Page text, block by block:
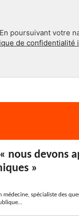
poursuivant votre
de confidentialité
nous devons
»
médecine, spécialiste des